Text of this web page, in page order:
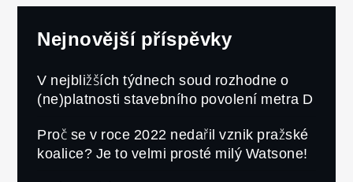
Nejnovější příspěvky
V nejbližších týdnech soud rozhodne o
(ne)platnosti stavebního povolení metra D
Proč se v roce 2022 nedařil vznik pražské
koalice? Je to velmi prosté milý Watsone!